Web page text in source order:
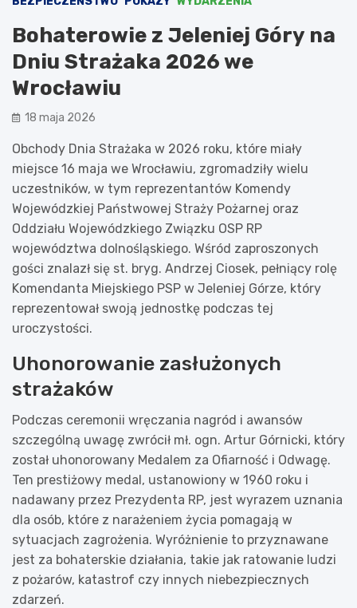
Bohaterowie z Jeleniej Góry na
Dniu Strażaka 2026 we
Wrocławiu
18 maja 2026
Obchody Dnia Strażaka w 2026 roku, które miały
miejsce 16 maja we Wrocławiu, zgromadziły wielu
uczestników, w tym reprezentantów Komendy
Wojewódzkiej Państwowej Straży Pożarnej oraz
Oddziału Wojewódzkiego Związku OSP RP
województwa dolnośląskiego. Wśród zaproszonych
gości znalazł się st. bryg. Andrzej Ciosek, pełniący rolę
Komendanta Miejskiego PSP w Jeleniej Górze, który
reprezentował swoją jednostkę podczas tej
uroczystości.
Uhonorowanie zasłużonych
strażaków
Podczas ceremonii wręczania nagród i awansów
szczególną uwagę zwrócił mł. ogn. Artur Górnicki, który
został uhonorowany Medalem za Ofiarność i Odwagę.
Ten prestiżowy medal, ustanowiony w 1960 roku i
nadawany przez Prezydenta RP, jest wyrazem uznania
dla osób, które z narażeniem życia pomagają w
sytuacjach zagrożenia. Wyróżnienie to przyznawane
jest za bohaterskie działania, takie jak ratowanie ludzi
z pożarów, katastrof czy innych niebezpiecznych
zdarzeń.